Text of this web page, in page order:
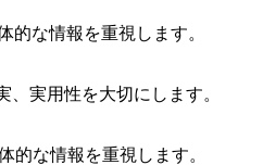
的な情報を重視します。
、実用性を大切にします。
的な情報を重視します。